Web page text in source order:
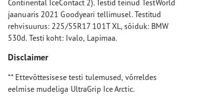
Continental IceContact 2). Testid teinud TestWorld
jaanuaris 2021 Goodyeari tellimusel. Testitud
rehvisuurus: 225/55R17 101T XL, sõiduk: BMW
530d. Testi koht: Ivalo, Lapimaa.
Disclaimer
** Ettevõttesisese testi tulemused, võrreldes
eelmise mudeliga UltraGrip Ice Arctic.